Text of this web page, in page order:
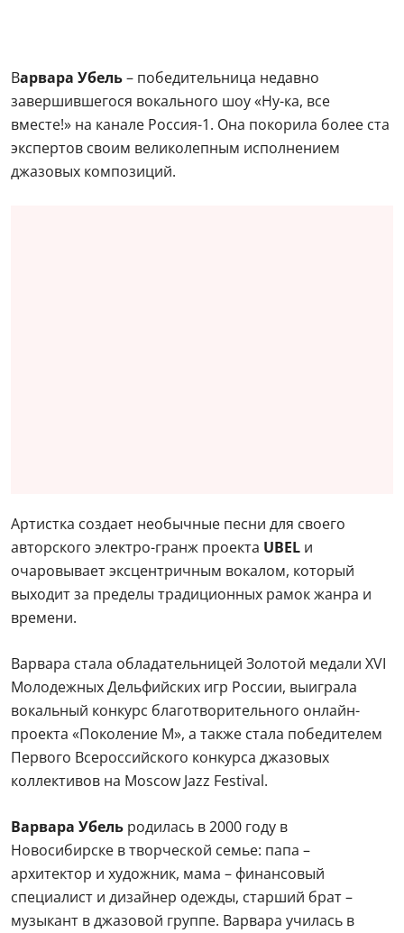
Варвара Убель– победительница недавно
завершившегося вокального шоу «Ну-ка, все
вместе!» на канале Россия-1. Она покорила более ста
экспертов своим великолепным исполнением
джазовых композиций.
Артистка создает необычные песни для своего
авторского электро-гранж проекта UBEL и
очаровывает эксцентричным вокалом, который
выходит за пределы традиционных рамок жанра и
времени.
Варвара стала обладательницей Золотой медали XVI
Молодежных Дельфийских игр России, выиграла
вокальный конкурс благотворительного онлайн-
проекта «Поколение М», а также стала победителем
Первого Всероссийского конкурса джазовых
коллективов на Moscow Jazz Festival.
Варвара Убель родилась в 2000 году в
Новосибирске в творческой семье: папа –
архитектор и художник, мама – финансовый
специалист и дизайнер одежды, старший брат –
музыкант в джазовой группе. Варвара училась в